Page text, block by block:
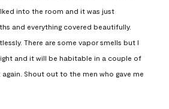
into the room and it was just
and everything covered beautifully.
There are some vapor smells but I
and it will be habitable in a couple of
Shout out to the men who gave me